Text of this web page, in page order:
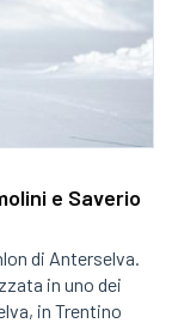
e Saverio
di Anterselva.
in uno dei
in Trentino